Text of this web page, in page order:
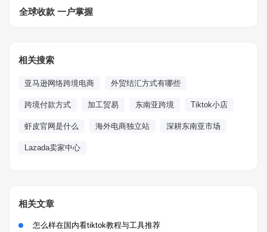
全球收款 一户掌握
相关搜索
亚马逊网络跨境电商 外贸结汇方式有哪些
跨境付款方式 加工贸易 东南亚跨境 Tiktok小店
虾皮官网是什么 海外电商独立站 深耕东南亚市场
Lazada卖家中心
相关文章
怎么样在国内看tiktok教程与工具推荐